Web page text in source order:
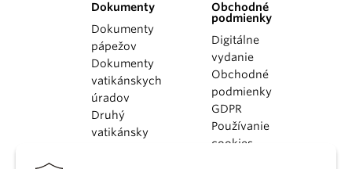
Dokumenty
Dokumenty
pápežov
Dokumenty
vatikánskych
úradov
Druhý
vatikánsky
Obchodné
podmienky
Digitálne
vydanie
Obchodné
podmienky
GDPR
Používanie
cookies